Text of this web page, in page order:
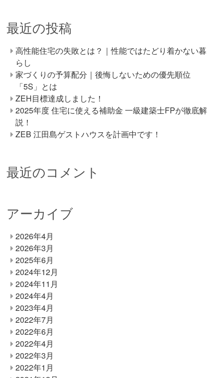
最近の投稿
高性能住宅の失敗とは？｜性能ではたどり着かない暮
らし
家づくりの予算配分｜後悔しないための優先順位
「5S」とは
ZEH目標達成しました！
2025年度 住宅に使える補助金 一級建築士FPが徹底解
説！
ZEB 江田島ゲストハウスを計画中です！
最近のコメント
アーカイブ
2026年4月
2026年3月
2025年6月
2024年12月
2024年11月
2024年4月
2023年4月
2022年7月
2022年6月
2022年4月
2022年3月
2022年1月